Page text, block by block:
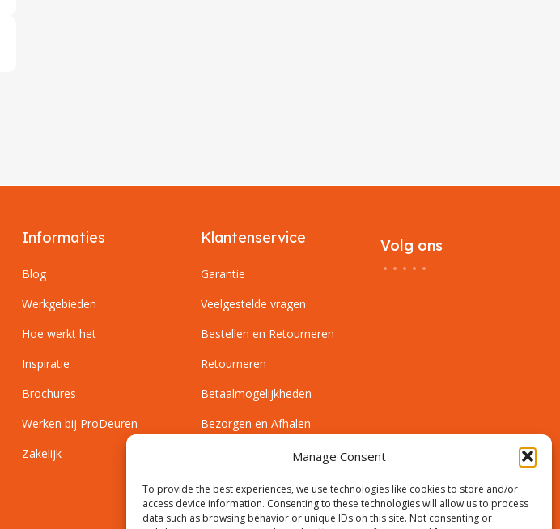
Manage Consent
To provide the best experiences, we use technologies like cookies to store and/or
access device information. Consenting to these technologies will allow us to process
data such as browsing behavior or unique IDs on this site. Not consenting or
Informaties
Blog
Werkgebieden
Hoe werkt het
Inspiratie
Brochures
Werken bij ProDeuren
Zakelijk
Klantenservice
Garantie
Veelgestelde vragen
Bestellen en Retourneren
Retourneren
Betaalmogelijkheden
Bezorgen en Afhalen
Leveringsvoorwaarden
Montagevoorwaarden
Inmeetservice Voorwaarden
Volg ons